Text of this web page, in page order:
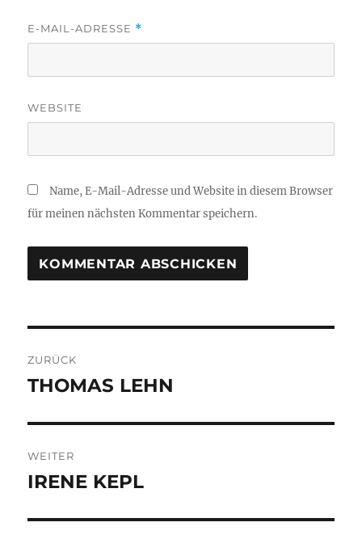
E-MAIL-ADRESSE *
WEBSITE
Name, E-Mail-Adresse und Website in diesem Browser
für meinen nächsten Kommentar speichern.
ZURÜCK
Vorheriger
THOMAS LEHN
WEITER
Nächster
IRENE KEPL